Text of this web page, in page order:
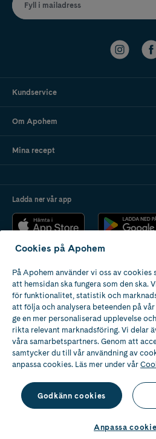
Fyll i mailadress
Kundservice
Om Apohem
Mina recept
Ladda ner vår app
Apotek med tillstånd
av Läkemedelsverket
Cookies på Apohem
På Apohem använder vi oss av cookies
att hemsidan ska fungera som den ska.
för funktionalitet, statistik och
att följa och analysera beteenden på
ge en mer personaliserad upplevelse
rikta relevant marknadsföring. Vi delar
våra samarbetspartners. Genom att
samtycker du till vår användning av
anpassa cookies. Läs mer under vår
Godkänn cookies
Anpassa